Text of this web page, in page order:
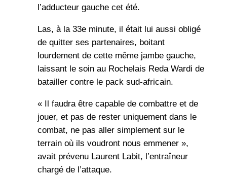
l’adducteur gauche cet été.
Las, à la 33e minute, il était lui aussi obligé
de quitter ses partenaires, boitant
lourdement de cette même jambe gauche,
laissant le soin au Rochelais Reda Wardi de
batailler contre le pack sud-africain.
« Il faudra être capable de combattre et de
jouer, et pas de rester uniquement dans le
combat, ne pas aller simplement sur le
terrain où ils voudront nous emmener »,
avait prévenu Laurent Labit, l’entraîneur
chargé de l’attaque.